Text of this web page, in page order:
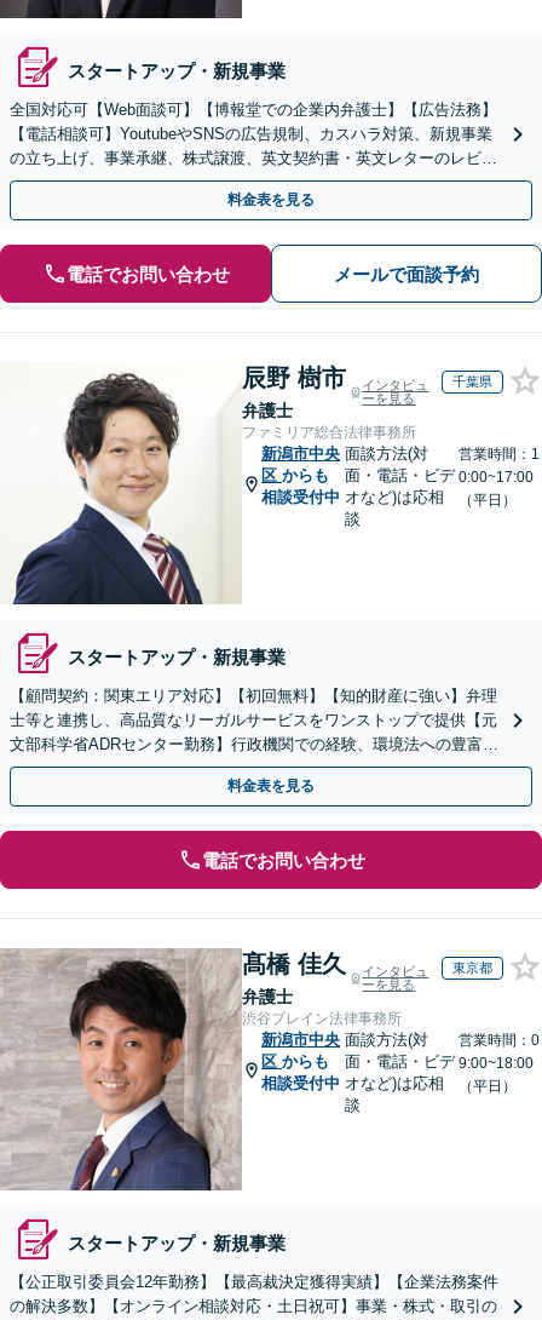
スタートアップ・新規事業
全国対応可【Web面談可】【博報堂での企業内弁護士】【広告法務】
【電話相談可】YoutubeやSNSの広告規制、カスハラ対策、新規事業
の立ち上げ、事業承継、株式譲渡、英文契約書・英文レターのレビュ
ー・ドラフトなどに対応。
料金表を見る
電話でお問い合わせ メールで面談予約
辰野 樹市
弁護士
インタビュ
ーを見る
千葉県
ファミリア総合法律事務所
新潟市中央
区 からも
相談受付中
面談方法(対
面・電話・ビデ
オなど)は応相
談
営業時間：1
0:00~17:00
（平日）
スタートアップ・新規事業
【顧問契約：関東エリア対応】【初回無料】【知的財産に強い】弁理
士等と連携し、高品質なリーガルサービスをワンストップで提供【元
文部科学省ADRセンター勤務】行政機関での経験、環境法への豊富な
知識を活かし、事業者さまの抱える問題を解決へ導きます
料金表を見る
電話でお問い合わせ
髙橋 佳久
弁護士
インタビュ
ーを見る
東京都
渋谷ブレイン法律事務所
新潟市中央
区 からも
相談受付中
面談方法(対
面・電話・ビデ
オなど)は応相
談
営業時間：0
9:00~18:00
（平日）
スタートアップ・新規事業
【公正取引委員会12年勤務】【最高裁決定獲得実績】【企業法務案件
の解決多数】【オンライン相談対応・土日祝可】事業・株式・取引の